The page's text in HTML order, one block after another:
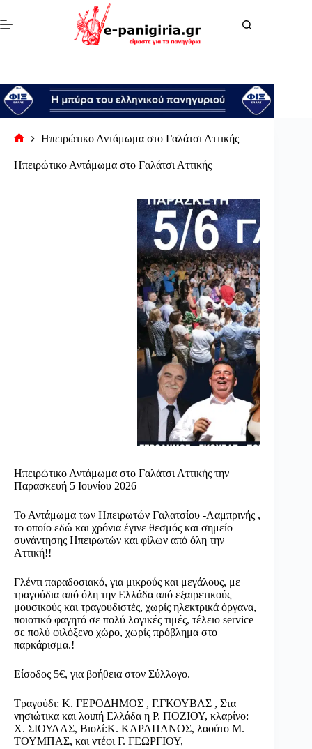
στο
περιεχόμενο
σελίδα
Ηπειρώτικο Αντάμωμα στο Γαλάτσι Αττικής
Ηπειρώτικο Αντάμωμα στο Γαλάτσι Αττικής
Ηπειρώτικο Αντάμωμα στο Γαλάτσι Αττικής την
Παρασκευή 5 Ιουνίου 2026
Το Αντάμωμα των Ηπειρωτών Γαλατσίου -Λαμπρινής ,
το οποίο εδώ και χρόνια έγινε θεσμός και σημείο
συνάντησης Ηπειρωτών και φίλων από όλη την
Αττική!!
Γλέντι παραδοσιακό, για μικρούς και μεγάλους, με
τραγούδια από όλη την Ελλάδα από εξαιρετικούς
μουσικούς και τραγουδιστές, χωρίς ηλεκτρικά όργανα,
ποιοτικό φαγητό σε πολύ λογικές τιμές, τέλειο service
σε πολύ φιλόξενο χώρο, χωρίς πρόβλημα στο
παρκάρισμα.!
Είσοδος 5€, για βοήθεια στον Σύλλογο.
Τραγούδι: Κ. ΓΕΡΟΔΗΜΟΣ , Γ.ΓΚΟΥΒΑΣ , Στα
νησιώτικα και λοιπή Ελλάδα η Ρ. ΠΟΖΙΟΥ, κλαρίνο:
Χ. ΣΙΟΥΛΑΣ, Βιολί:Κ. ΚΑΡΑΠΑΝΟΣ, λαούτο Μ.
ΤΟΥΜΠΑΣ, και ντέφι Γ. ΓΕΩΡΓΙΟΥ,